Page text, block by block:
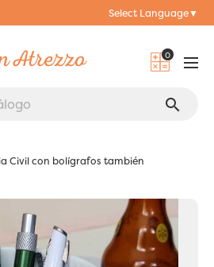
Select Language▼
0
search
Civil con bolígrafos también